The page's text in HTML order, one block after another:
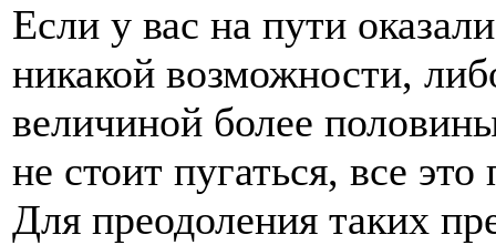
Если у вас на пути
никакой возможности,
величиной более
не стоит пугаться, все
Для преодоления таких